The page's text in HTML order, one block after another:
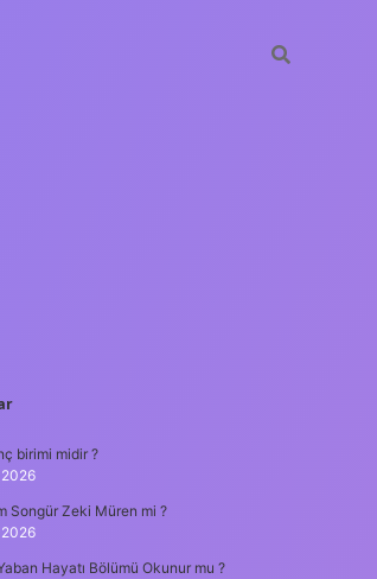
birimi midir ?
Songür Zeki Müren mi ?
Hayatı Bölümü Okunur mu ?